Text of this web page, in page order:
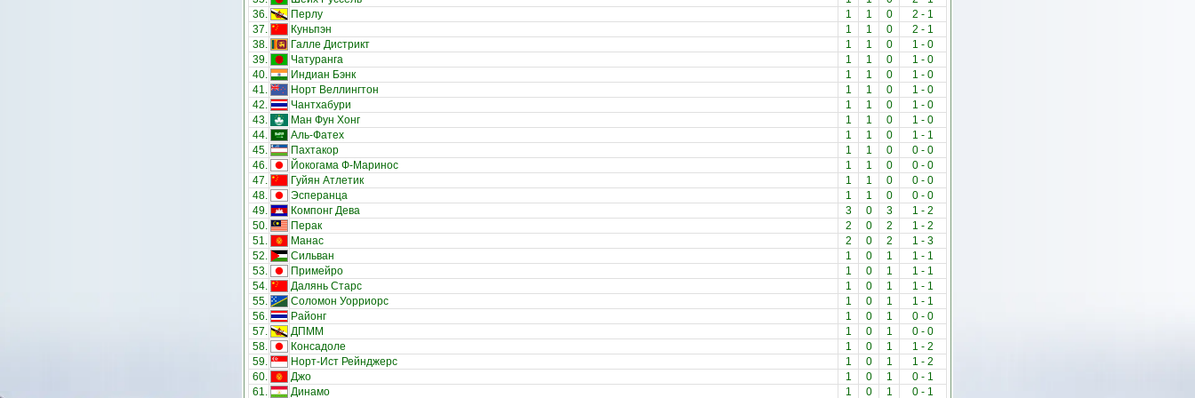
36.
Перлу 1 1 0 2 - 1
37.
Куньпэн 1 1 0 2 - 1
38.
Галле Дистрикт 1 1 0 1 - 0
39.
Чатуранга 1 1 0 1 - 0
40.
Индиан Бэнк 1 1 0 1 - 0
41.
Норт Веллингтон 1 1 0 1 - 0
42.
Чантхабури 1 1 0 1 - 0
43.
Ман Фун Хонг 1 1 0 1 - 0
44.
Аль-Фатех 1 1 0 1 - 1
45.
Пахтакор 1 1 0 0 - 0
46.
Йокогама Ф-Маринос 1 1 0 0 - 0
47.
Гуйян Атлетик 1 1 0 0 - 0
48.
Эсперанца 1 1 0 0 - 0
49.
Компонг Дева 3 0 3 1 - 2
50.
Перак 2 0 2 1 - 2
51.
Манас 2 0 2 1 - 3
52.
Сильван 1 0 1 1 - 1
53.
Примейро 1 0 1 1 - 1
54.
Далянь Старс 1 0 1 1 - 1
55.
Соломон Уорриорс 1 0 1 1 - 1
56.
Районг 1 0 1 0 - 0
57.
ДПММ 1 0 1 0 - 0
58.
Консадоле 1 0 1 1 - 2
59.
Норт-Ист Рейнджерс 1 0 1 1 - 2
60.
Джо 1 0 1 0 - 1
61.
Динамо 1 0 1 0 - 1